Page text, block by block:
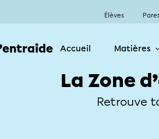
Élèves
Accueil Matières
La Zone
Retrouve